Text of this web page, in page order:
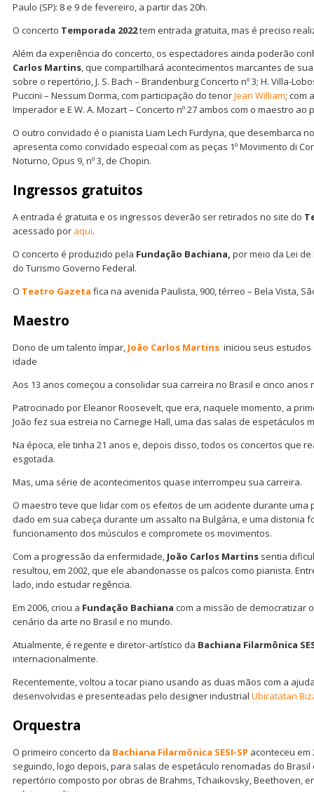
Paulo (SP): 8 e 9 de fevereiro, a partir das 20h.
O concerto Temporada 2022tem entrada gratuita, mas é preciso
Além da experiência do concerto, os espectadores ainda poderão
Carlos Martins, que compartilhará acontecimentos marcantes de
sobre o repertório, J. S. Bach – Brandenburg Concerto nº 3; H. Villa-
Puccini – Nessum Dorma, com participação do tenorJean William; com
Imperador e E W. A. Mozart – Concerto nº 27 ambos com o maestro ao
O outro convidado é o pianista Liam Lech Furdyna, que desembarca
apresenta como convidado especial com as peças 1º Movimento di
Noturno, Opus 9, nº 3, de Chopin.
Ingressos gratuitos
A entrada é gratuita e os ingressos deverão ser retirados no site do
acessado por aqui.
O concerto é produzido pela Fundação Bachiana, por meio da Lei
do Turismo Governo Federal.
O Teatro Gazeta fica na avenida Paulista, 900, térreo – Bela Vista,
Maestro
Dono de um talento ímpar, João Carlos Martins iniciou seus
idade
Aos 13 anos começou a consolidar sua carreira no Brasil e cinco
Patrocinado por Eleanor Roosevelt, que era, naquele momento, a
João fez sua estreia no Carnegie Hall, uma das salas de espetáculos
Na época, ele tinha 21 anos e, depois disso, todos os concertos que
esgotada.
Mas, uma série de acontecimentos quase interrompeu sua carreira.
O maestro teve que lidar com os efeitos de um acidente durante uma
dado em sua cabeça durante um assalto na Bulgária, e uma distonia
funcionamento dos músculos e compromete os movimentos.
Com a progressão da enfermidade, João Carlos Martins sentia
resultou, em 2002, que ele abandonasse os palcos como pianista.
lado, indo estudar regência.
Em 2006, criou a Fundação Bachiana com a missão de democratizar
cenário da arte no Brasil e no mundo.
Atualmente, é regente e diretor-artístico da Bachiana Filarmônica
internacionalmente.
Recentemente, voltou a tocar piano usando as duas mãos com a ajuda
desenvolvidas e presenteadas pelo designer industrial Ubiratatan
Orquestra
O primeiro concerto da Bachiana Filarmônica SESI-SP aconteceu em
seguindo, logo depois, para salas de espetáculo renomadas do
repertório composto por obras de Brahms, Tchaikovsky, Beethoven,